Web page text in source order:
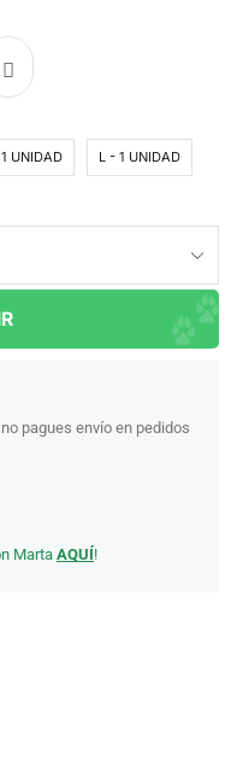
UNIDAD L - 1 UNIDAD
pagues envío en pedidos
Marta AQUÍ!